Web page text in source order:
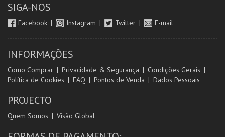
SIGA-NOS
Facebook Instagram Twitter E-mail
INFORMAÇÕES
Como Comprar Privacidade & Segurança
Condições Gerais
Política de Cookies
FAQ Pontos de Venda Dados Pessoais
PROJECTO
Quem Somos Visão Global